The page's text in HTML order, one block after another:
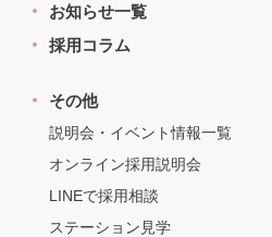
お知らせ一覧
採用コラム
その他
説明会・イベント情報一覧
オンライン採用説明会
LINEで採用相談
ステーション見学